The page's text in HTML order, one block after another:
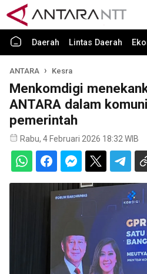
Daerah Lintas Daerah
ANTARA Kesra
Menkomdigi
ANTARA dalam
pemerintah
Rabu, 4 Februari 2026 18:32 WIB